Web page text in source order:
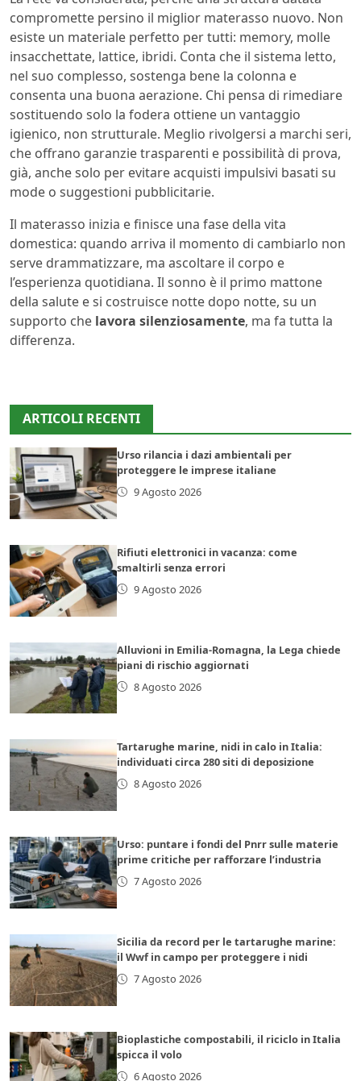
compromette persino il miglior materasso nuovo. Non
esiste un materiale perfetto per tutti: memory, molle
insacchettate, lattice, ibridi. Conta che il sistema letto,
nel suo complesso, sostenga bene la colonna e
consenta una buona aerazione. Chi pensa di rimediare
sostituendo solo la fodera ottiene un vantaggio
igienico, non strutturale. Meglio rivolgersi a marchi seri,
che offrano garanzie trasparenti e possibilità di prova,
già, anche solo per evitare acquisti impulsivi basati su
mode o suggestioni pubblicitarie.
Il materasso inizia e finisce una fase della vita
domestica: quando arriva il momento di cambiarlo non
serve drammatizzare, ma ascoltare il corpo e
l’esperienza quotidiana. Il sonno è il primo mattone
della salute e si costruisce notte dopo notte, su un
supporto che lavora silenziosamente, ma fa tutta la
differenza.
ARTICOLI RECENTI
Urso rilancia i dazi ambientali per
proteggere le imprese italiane
9 Agosto 2026
Rifiuti elettronici in vacanza: come
smaltirli senza errori
9 Agosto 2026
Alluvioni in Emilia-Romagna, la Lega chiede
piani di rischio aggiornati
8 Agosto 2026
Tartarughe marine, nidi in calo in Italia:
individuati circa 280 siti di deposizione
8 Agosto 2026
Urso: puntare i fondi del Pnrr sulle materie
prime critiche per rafforzare l’industria
7 Agosto 2026
Sicilia da record per le tartarughe marine:
il Wwf in campo per proteggere i nidi
7 Agosto 2026
Bioplastiche compostabili, il riciclo in Italia
spicca il volo
6 Agosto 2026